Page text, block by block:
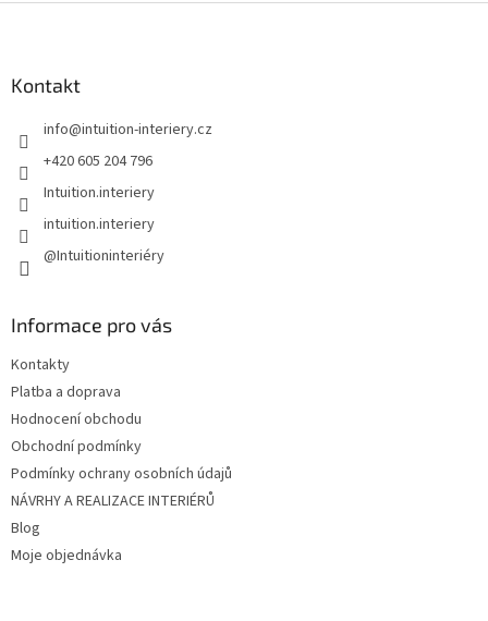
Kontakt
info@intuition-interiery.cz
+420 605 204 796
Intuition.interiery
intuition.interiery
@Intuitioninteriéry
Informace pro vás
Kontakty
Platba a doprava
Hodnocení obchodu
Obchodní podmínky
Podmínky ochrany osobních údajů
NÁVRHY A REALIZACE INTERIÉRŮ
Blog
Moje objednávka